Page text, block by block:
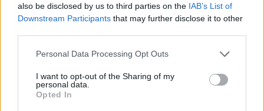
also be disclosed by us to third parties on the IAB’s List of
Downstream Participants that may further disclose it to other
Personal Data Processing Opt Outs
I want to opt-out of the Sharing of my
personal data.
Opted In
SOROZAT SOROZAT